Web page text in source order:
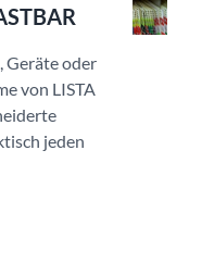
Geräte oder
von LISTA
jeden